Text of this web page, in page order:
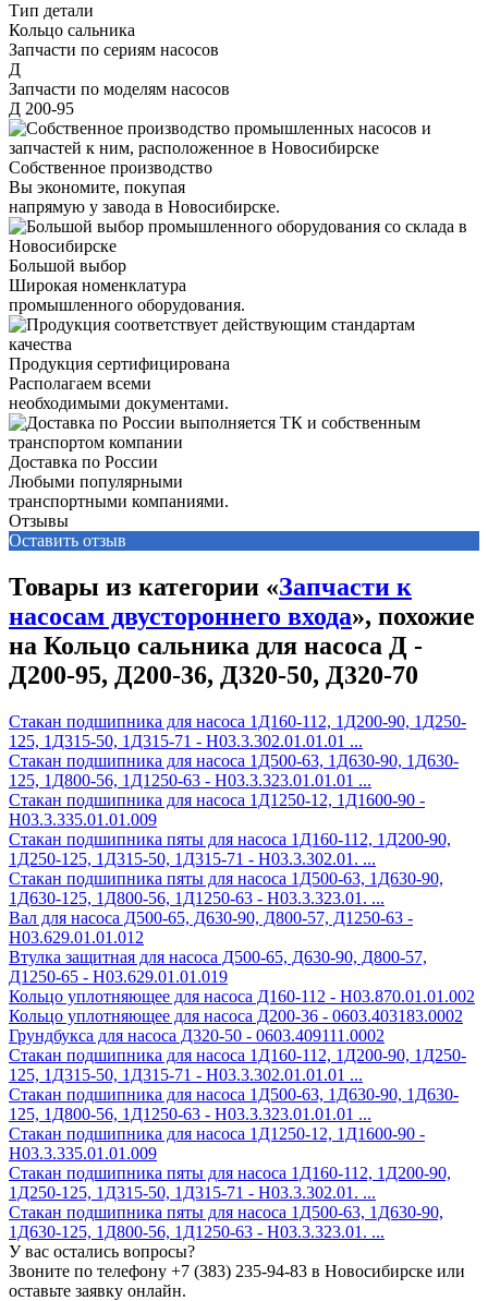
Тип детали
Кольцо сальника
Запчасти по сериям насосов
Д
Запчасти по моделям насосов
Д 200-95
Собственное производство
Вы экономите, покупая
напрямую у завода в Новосибирске.
Большой выбор
Широкая номенклатура
промышленного оборудования.
Продукция сертифицирована
Располагаем всеми
необходимыми документами.
Доставка по России
Любыми популярными
транспортными компаниями.
Отзывы
Оставить отзыв
Товары из категории «Запчасти к
насосам двустороннего входа», похожие
на Кольцо сальника для насоса Д -
Д200-95, Д200-36, Д320-50, Д320-70
Стакан подшипника для насоса 1Д160-112, 1Д200-90, 1Д250-
125, 1Д315-50, 1Д315-71 - Н03.3.302.01.01.01 ...
Стакан подшипника для насоса 1Д500-63, 1Д630-90, 1Д630-
125, 1Д800-56, 1Д1250-63 - Н03.3.323.01.01.01 ...
Стакан подшипника для насоса 1Д1250-12, 1Д1600-90 -
Н03.3.335.01.01.009
Стакан подшипника пяты для насоса 1Д160-112, 1Д200-90,
1Д250-125, 1Д315-50, 1Д315-71 - Н03.3.302.01. ...
Стакан подшипника пяты для насоса 1Д500-63, 1Д630-90,
1Д630-125, 1Д800-56, 1Д1250-63 - Н03.3.323.01. ...
Вал для насоса Д500-65, Д630-90, Д800-57, Д1250-63 -
Н03.629.01.01.012
Втулка защитная для насоса Д500-65, Д630-90, Д800-57,
Д1250-65 - Н03.629.01.01.019
Кольцо уплотняющее для насоса Д160-112 - Н03.870.01.01.002
Кольцо уплотняющее для насоса Д200-36 - 0603.403183.0002
Грундбукса для насоса Д320-50 - 0603.409111.0002
Стакан подшипника для насоса 1Д160-112, 1Д200-90, 1Д250-
125, 1Д315-50, 1Д315-71 - Н03.3.302.01.01.01 ...
Стакан подшипника для насоса 1Д500-63, 1Д630-90, 1Д630-
125, 1Д800-56, 1Д1250-63 - Н03.3.323.01.01.01 ...
Стакан подшипника для насоса 1Д1250-12, 1Д1600-90 -
Н03.3.335.01.01.009
Стакан подшипника пяты для насоса 1Д160-112, 1Д200-90,
1Д250-125, 1Д315-50, 1Д315-71 - Н03.3.302.01. ...
Стакан подшипника пяты для насоса 1Д500-63, 1Д630-90,
1Д630-125, 1Д800-56, 1Д1250-63 - Н03.3.323.01. ...
У вас остались вопросы?
Звоните по телефону +7 (383) 235-94-83 в Новосибирске или
оставьте заявку онлайн.